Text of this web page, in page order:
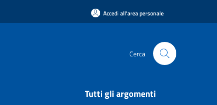
Accedi all'area personale
Cerca
Tutti gli argomenti